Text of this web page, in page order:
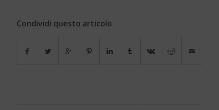
Condividi questo articolo